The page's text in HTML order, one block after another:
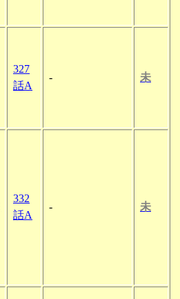
327
話A
- 未
332
話A
- 未